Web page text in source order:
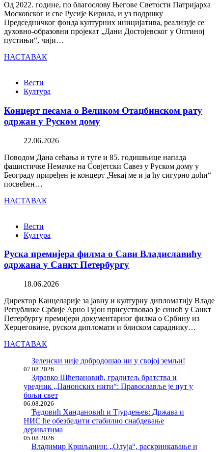
Од 2022. године, по благослову Његове Светости Патријарха
Московског и све Русије Кирила, и уз подршку
Председничког фонда културних иницијатива, реализује се
духовно-образовни пројекат „Дани Достојевског у Оптиној
пустињи“, чији…
НАСТАВАК
Вести
Култура
Концерт песама о Великом Отаџбинском рату
одржан у Руском дому
22.06.2026
Поводом Дана сећања и туге и 85. годишњице напада
фашистичке Немачке на Совјетски Савез у Руском дому у
Београду приређен је концерт „Чекај ме и ја ћу сигурно доћи“
посвећен…
НАСТАВАК
Вести
Култура
Руска премијера филма о Сави Владиславићу
одржана у Санкт Петербургу
18.06.2026
Директор Канцеларије за јавну и културну дипломатију Владе
Републике Србије Арно Гујон присуствовао је синоћ у Санкт
Петербургу премијери документарног филма о Србину из
Херцеговине, руском дипломати и блиском сараднику…
НАСТАВАК
Зеленски није добродошао ни у својој земљи!
07.08.2026
Здравко Шћепановић, градитељ братства и
уредник „Панонских нити“: Православље је пут у
бољи свет
06.08.2026
Ђедовић Хандановић и Тјурдењев: Држава и
НИС ће обезбедити стабилно снабдевање
дериватима
05.08.2026
Владимир Кршљанин: „Олуја“, раскринкавање и